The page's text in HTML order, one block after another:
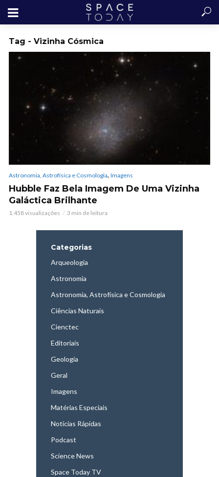
Tag - Vizinha Cósmica
Astronomia, Astrofísica e Cosmologia, Imagens
Hubble Faz Bela Imagem De Uma Vizinha
Galáctica Brilhante
1.458 visualizações 3 min de leitura
Categorias
Arqueologia
Astronomia
Astronomia, Astrofísica e Cosmologia
Ciências Naturais
Cienctec
Editoriais
Geologia
Geral
Imagens
Matérias Especiais
Notícias Rápidas
Podcast
Science News
Space Today TV